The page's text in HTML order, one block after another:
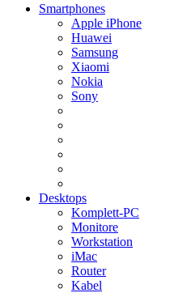
Smartphones
Apple iPhone
Huawei
Samsung
Xiaomi
Nokia
Sony
Desktops
Komplett-PC
Monitore
Workstation
iMac
Router
Kabel